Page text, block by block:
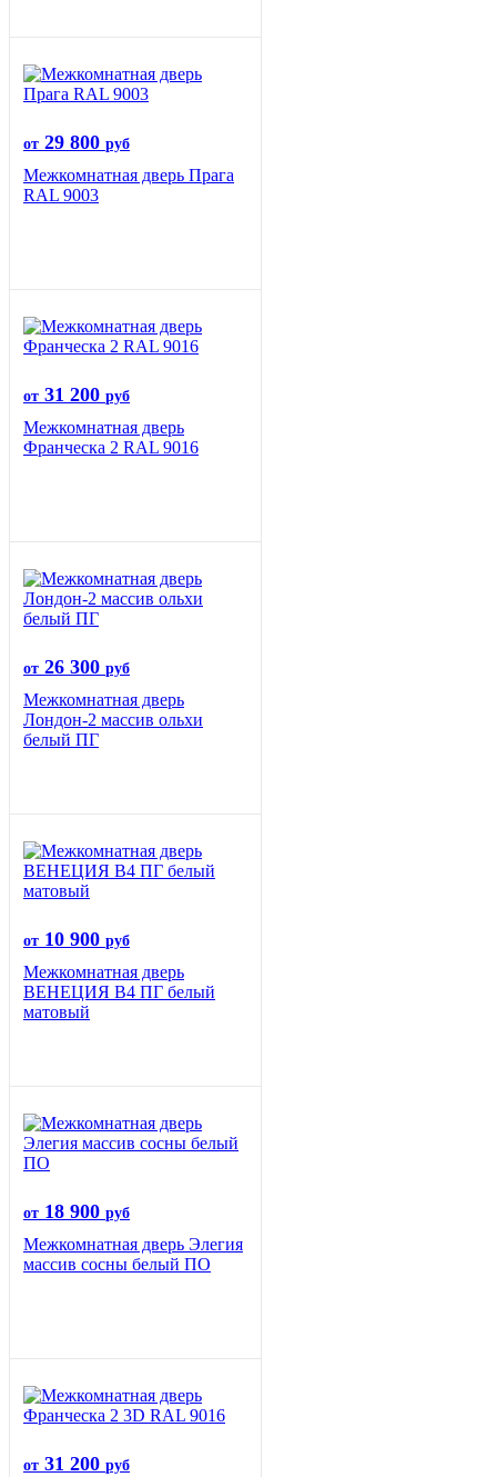
от 29 800 руб
Межкомнатная дверь Прага
RAL 9003
от 31 200 руб
Межкомнатная дверь
Франческа 2 RAL 9016
от 26 300 руб
Межкомнатная дверь
Лондон-2 массив ольхи
белый ПГ
от 10 900 руб
Межкомнатная дверь
ВЕНЕЦИЯ B4 ПГ белый
матовый
от 18 900 руб
Межкомнатная дверь Элегия
массив сосны белый ПО
от 31 200 руб